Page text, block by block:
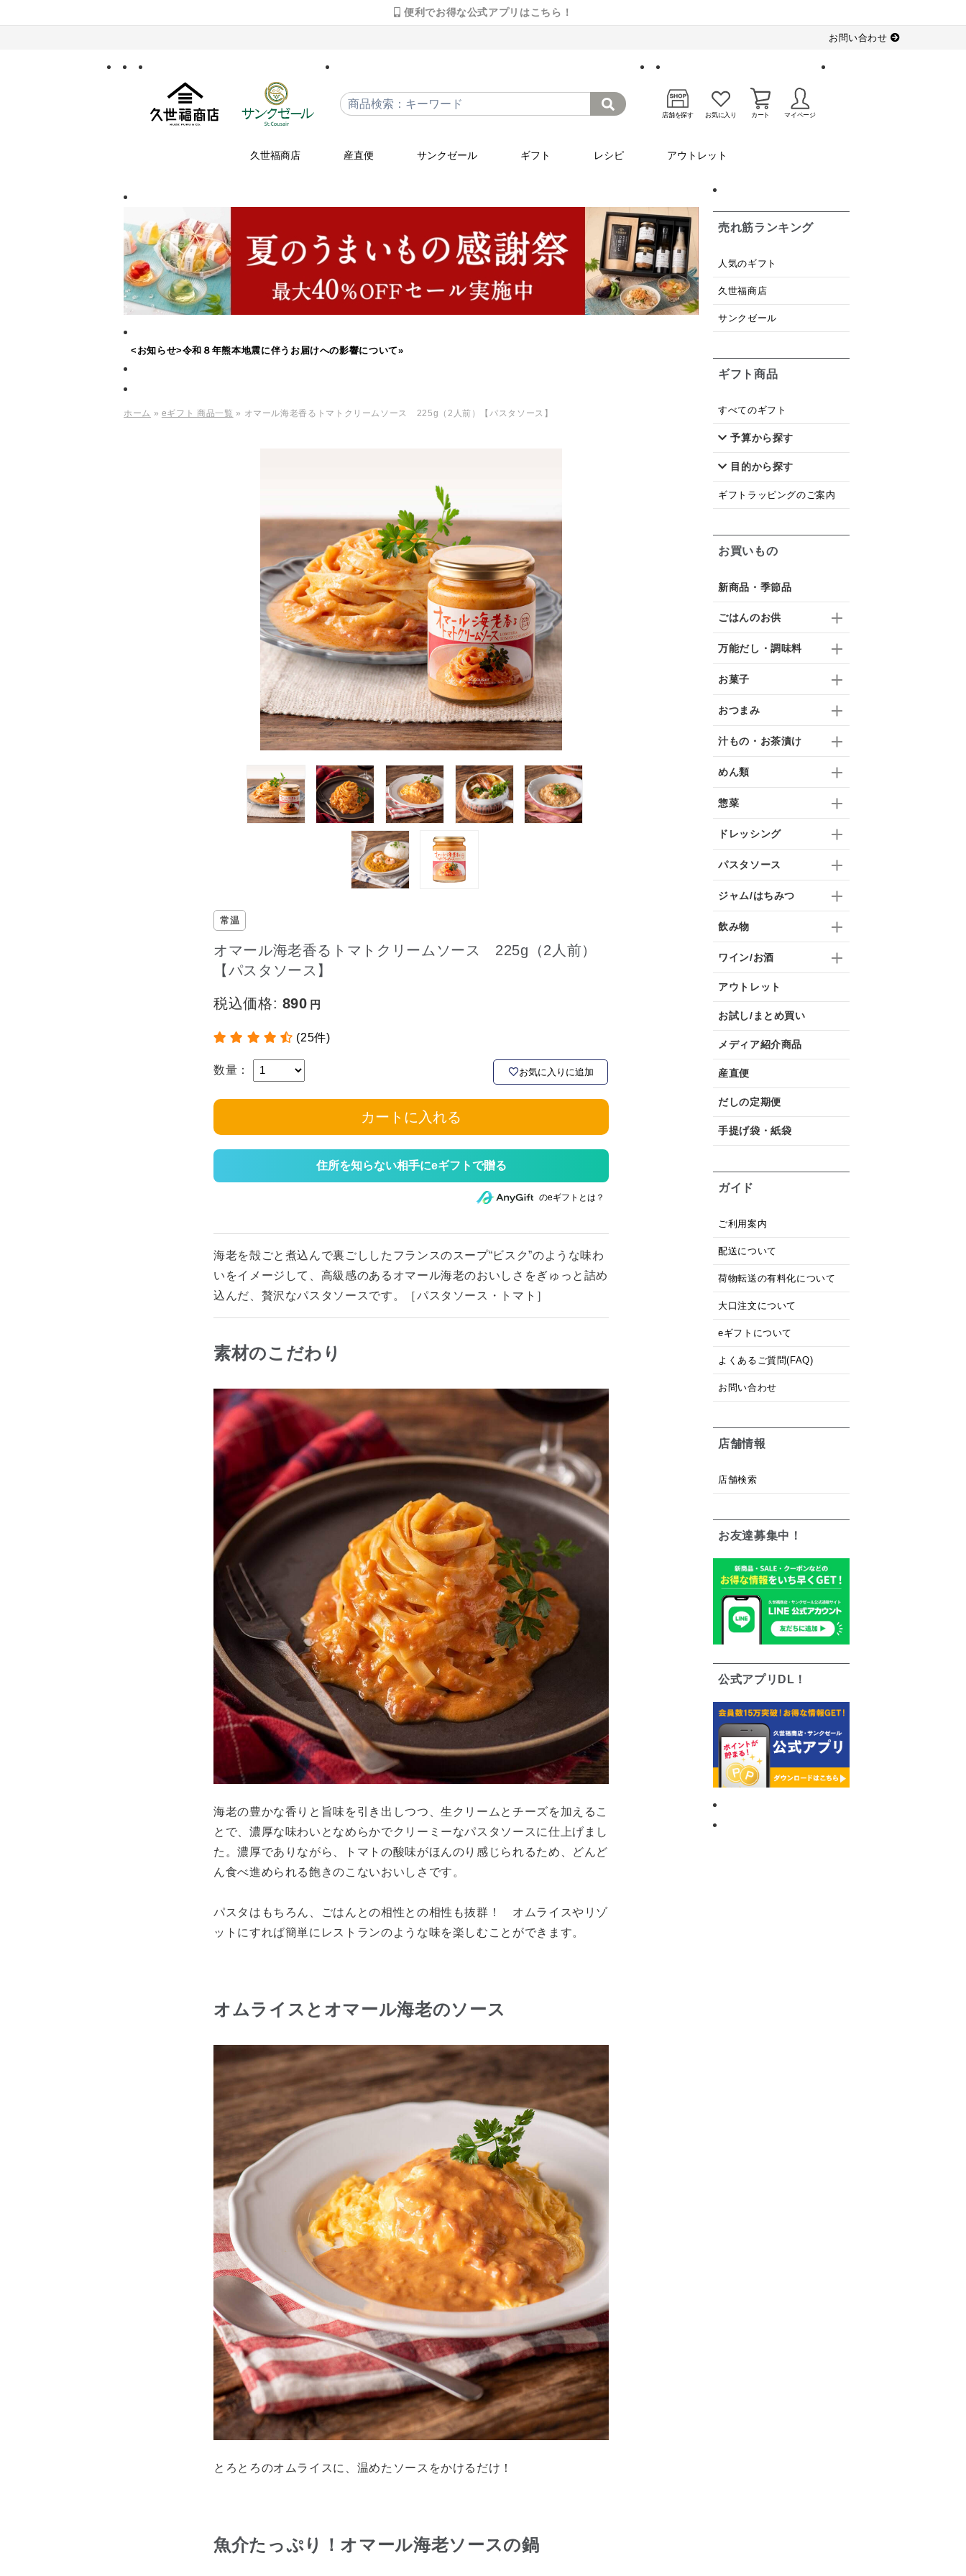
便利でお得な公式アプリはこちら！
お問い合わせ
店舗を探す お気に入り カート マイページ
久世福商店 産直便 サンクゼール ギフト レシピ アウトレット
<お知らせ>令和８年熊本地震に伴うお届けへの影響について»
ホーム » eギフト 商品一覧 » オマール海老香るトマトクリームソース 225g（2人前）【パスタソース】
常温
オマール海老香るトマトクリームソース 225g（2人前）
【パスタソース】
税込価格: 890
(25件)
数量： お気に入りに追加
カートに入れる
住所を知らない相手にeギフトで贈る
のeギフトとは？
海老を殻ごと煮込んで裏ごししたフランスのスープ“ビスク”のような味わ
いをイメージして、高級感のあるオマール海老のおいしさをぎゅっと詰め
込んだ、贅沢なパスタソースです。［パスタソース・トマト］
素材のこだわり
海老の豊かな香りと旨味を引き出しつつ、生クリームとチーズを加えるこ
とで、濃厚な味わいとなめらかでクリーミーなパスタソースに仕上げまし
た。濃厚でありながら、トマトの酸味がほんのり感じられるため、どんど
ん食べ進められる飽きのこないおいしさです。
パスタはもちろん、ごはんとの相性との相性も抜群！ オムライスやリゾ
ットにすれば簡単にレストランのような味を楽しむことができます。
オムライスとオマール海老のソース
とろとろのオムライスに、温めたソースをかけるだけ！
魚介たっぷり！オマール海老ソースの鍋
売れ筋ランキング
人気のギフト
久世福商店
サンクゼール
ギフト商品
すべてのギフト
予算から探す
目的から探す
ギフトラッピングのご案内
お買いもの
新商品・季節品
ごはんのお供
万能だし・調味料
お菓子
おつまみ
汁もの・お茶漬け
めん類
惣菜
ドレッシング
パスタソース
ジャム/はちみつ
飲み物
ワイン/お酒
アウトレット
お試し/まとめ買い
メディア紹介商品
産直便
だしの定期便
手提げ袋・紙袋
ガイド
ご利用案内
配送について
荷物転送の有料化について
大口注文について
eギフトについて
よくあるご質問(FAQ)
お問い合わせ
店舗情報
店舗検索
お友達募集中！
公式アプリDL！